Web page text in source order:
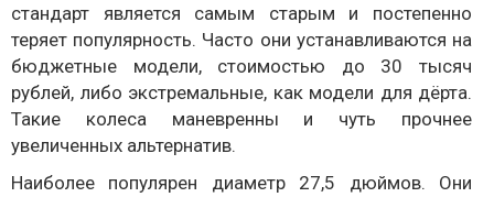
стандарт является самым старым и постепенно
теряет популярность. Часто они устанавливаются на
бюджетные модели, стоимостью до 30 тысяч
рублей, либо экстремальные, как модели для дёрта.
Такие колеса маневренны и чуть прочнее
увеличенных альтернатив.
Наиболее популярен диаметр 27,5 дюймов. Они